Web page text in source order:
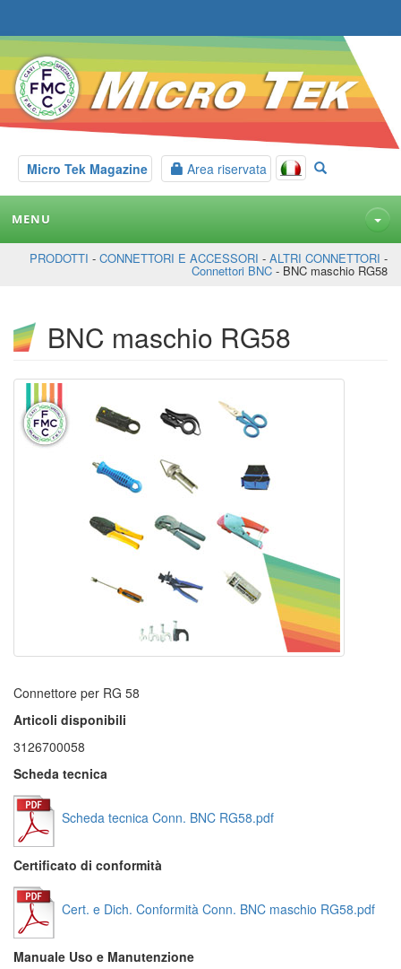
Micro Tek Magazine Area riservata
MENU
PRODOTTI - CONNETTORI E ACCESSORI - ALTRI CONNETTORI -
Connettori BNC - BNC maschio RG58
BNC maschio RG58
Connettore per RG 58
Articoli disponibili
3126700058
Scheda tecnica
Scheda tecnica Conn. BNC RG58.pdf
Certificato di conformità
Cert. e Dich. Conformità Conn. BNC maschio RG58.pdf
Manuale Uso e Manutenzione